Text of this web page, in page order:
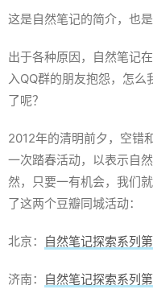
这是自然笔记的简介，也
出于各种原因，自然笔记
入QQ群的朋友抱怨，怎
了呢？
2012年的清明前夕，空错
一次踏春活动，以表示自
然，只要一有机会，我们
了这两个豆瓣同城活动：
北京： 自然笔记探索系列
济南： 自然笔记探索系列